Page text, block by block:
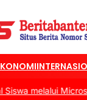
melalui Microsoft